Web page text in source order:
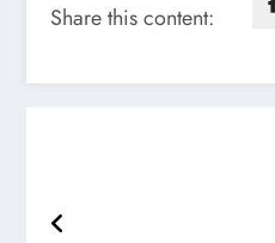
Share this content: